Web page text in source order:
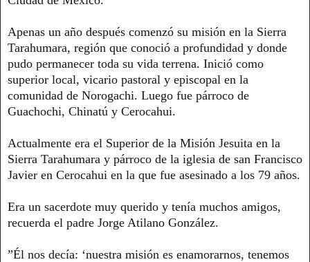
Apenas un año después comenzó su misión en la Sierra
Tarahumara, región que conoció a profundidad y donde
pudo permanecer toda su vida terrena. Inició como
superior local, vicario pastoral y episcopal en la
comunidad de Norogachi. Luego fue párroco de
Guachochi, Chinatú y Cerocahui.
Actualmente era el Superior de la Misión Jesuita en la
Sierra Tarahumara y párroco de la iglesia de san Francisco
Javier en Cerocahui en la que fue asesinado a los 79 años.
Era un sacerdote muy querido y tenía muchos amigos,
recuerda el padre Jorge Atilano González.
”Él nos decía: ‘nuestra misión es enamorarnos, tenemos